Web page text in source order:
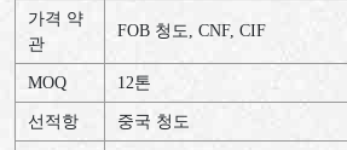
가격 약
관
FOB 청도, CNF, CIF
MOQ 12톤
선적항 중국 청도